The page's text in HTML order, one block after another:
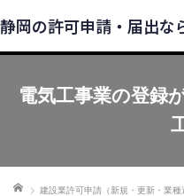
静岡の許可申請・届出な
電気工事業の登録
ホーム 建設業許可申請（新規・更新・業